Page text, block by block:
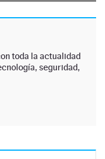
toda la actualidad
seguridad,